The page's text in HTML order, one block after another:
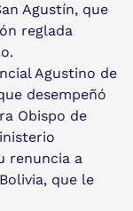
Agustín, que
reglada
Agustino de
desempeñó
Obispo de
renuncia a
que le